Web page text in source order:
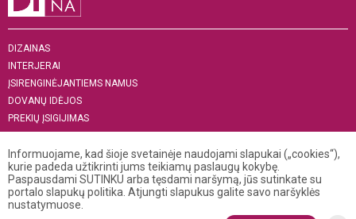
DIZAINAS
INTERJERAI
ĮSIRENGINĖJANTIEMS NAMUS
DOVANŲ IDĖJOS
PREKIŲ ĮSIGIJIMAS
APIE MUS
„MENAS INTERJERUI 2019“
+370 521 04 141
info@dizona.lt
Visos teisės saugomos. © 2026 DIZONA
Informuojame, kad šioje svetainėje naudojami slapukai („cookies“),
kurie padeda užtikrinti jums teikiamų paslaugų kokybę.
Paspausdami SUTINKU arba tęsdami naršymą, jūs sutinkate su
portalo slapukų politika. Atjungti slapukus galite savo naršyklės
nustatymuose.